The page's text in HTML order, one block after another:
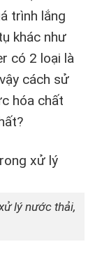
trình lắng
khác như
có 2 loại là
cách sử
hóa chất
lý nước thải,